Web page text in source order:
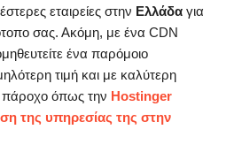
εταιρείες στην Ελλάδα για
σας. Ακόμη, με ένα CDN
ένα παρόμοιο
τιμή και με καλύτερη
πάροχο όπως την Hostinger
της υπηρεσίας της στην